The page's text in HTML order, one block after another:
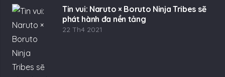
Tin vui: Naruto × Boruto Ninja Tribes sẽ
phát hành đa nền tảng
22 Th4 2021